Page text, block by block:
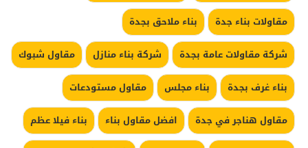
مقاولات بناء جدة
بناء ملاحق بجدة
شركة مقاولات عامة بجدة
شركة بناء منازل
مقاول شبوك
بناء غرف بجدة
بناء مجلس
مقاول مستودعات
مقاول هناجر في جدة
افضل مقاول بناء
بناء فيلا عظم